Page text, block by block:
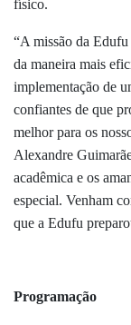
físico.
“A missão da
da maneira mais
implementação de
confiantes de que
melhor para os
Alexandre
acadêmica e os
especial. Venham
que a Edufu
Programação